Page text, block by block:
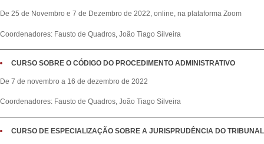
De 25 de Novembro e 7 de Dezembro de 2022, online, na plataforma Zoom
Coordenadores: Fausto de Quadros, João Tiago Silveira
CURSO SOBRE O CÓDIGO DO PROCEDIMENTO ADMINISTRATIVO
De 7 de novembro a 16 de dezembro de 2022
Coordenadores: Fausto de Quadros, João Tiago Silveira
CURSO DE ESPECIALIZAÇÃO SOBRE A JURISPRUDÊNCIA DO